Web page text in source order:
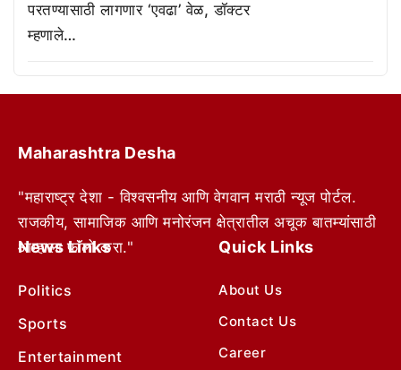
परतण्यासाठी लागणार ‘एवढा’ वेळ, डॉक्टर
म्हणाले…
Maharashtra Desha
"महाराष्ट्र देशा - विश्वसनीय आणि वेगवान मराठी न्यूज पोर्टल.
राजकीय, सामाजिक आणि मनोरंजन क्षेत्रातील अचूक बातम्यांसाठी
आम्हाला फॉलो करा."
News Links
Politics
Sports
Entertainment
Quick Links
About Us
Contact Us
Career